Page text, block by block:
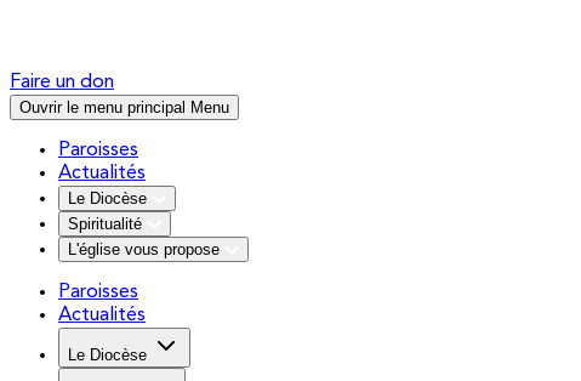
Faire un don
Ouvrir le menu principal Menu
Paroisses
Actualités
Le Diocèse
Spiritualité
L'église vous propose
Paroisses
Actualités
Le Diocèse